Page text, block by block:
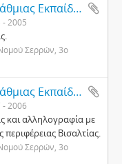
Αρχείο 3ου Γραφείου Πρωτοβάθμιας Εκπαίδευσης Νομού Σερρών
- 2005
Σερρών, 3ο
Αρχείο 3ου Γραφείου Πρωτοβάθμιας Εκπαίδευσης Νομού Σερρών
- 2006
και αλληλογραφία με
Βισαλτίας.
Σερρών, 3ο